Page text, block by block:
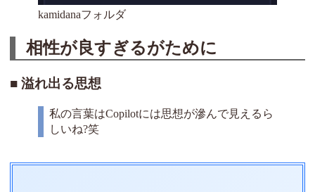
kamidanaフォルダ
相性が良すぎるがために
溢れ出る思想
私の言葉はCopilotには思想が滲んで見えるら
しいね?笑